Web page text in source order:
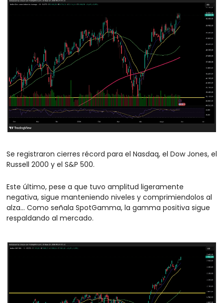
Se registraron cierres récord para el Nasdaq, el Dow Jones, el
Russell 2000 y el S&P 500.
Este último, pese a que tuvo amplitud ligeramente
negativa, sigue manteniendo niveles y comprimiendolos al
alza… Como señala SpotGamma, la gamma positiva sigue
respaldando al mercado.